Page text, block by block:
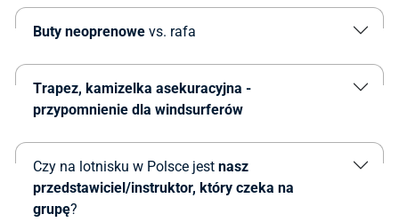
Buty neoprenowe vs. rafa
Trapez, kamizelka asekuracyjna -
przypomnienie dla windsurferów
Czy na lotnisku w Polsce jest nasz
przedstawiciel/instruktor, który czeka na
grupę?